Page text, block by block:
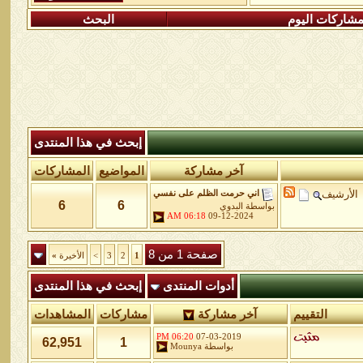
مشاركات اليوم البحث
إبحث في هذا المنتدى
آخر مشاركة المواضيع المشاركات
الأرشيف
اني حرمت الظلم على نفسي
بواسطة
البدوي
09-12-2024
06:18 AM
6
6
صفحة 1 من 8 1
2
3
> الأخيرة »
أدوات المنتدى إبحث في هذا المنتدى
التقييم آخر مشاركة مشاركات المشاهدات
07-03-2019
06:20 PM
بواسطة Mounya
1
62,951